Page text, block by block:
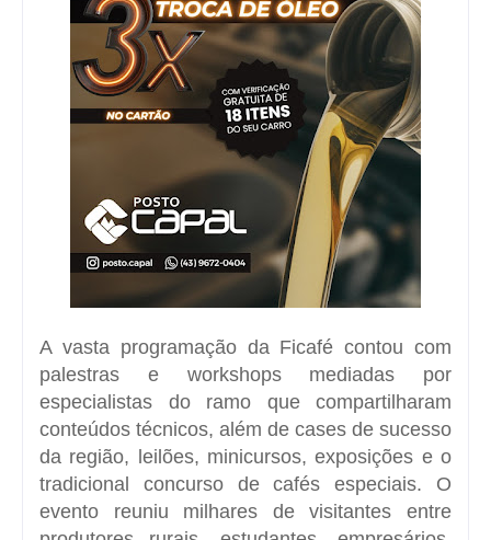
A vasta programação da Ficafé contou com
palestras e workshops mediadas por
especialistas do ramo que compartilharam
conteúdos técnicos, além de cases de sucesso
da região, leilões, minicursos, exposições e o
tradicional concurso de cafés especiais. O
evento reuniu milhares de visitantes entre